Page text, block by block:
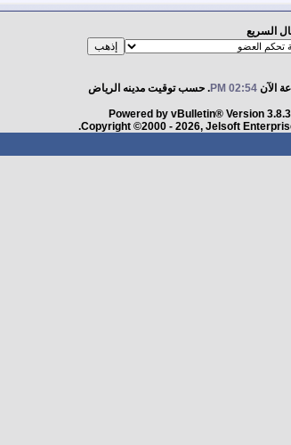
السريع
الآن 02:54 PM . حسب توقيت مدينه الرياض
Powered by vBulletin® Version 3.8.3
Copyright ©2000 - 2026, Jelsoft